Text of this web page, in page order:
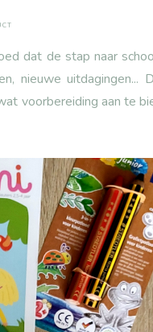
dat de stap naar
nieuwe uitdagingen...
voorbereiding aan te